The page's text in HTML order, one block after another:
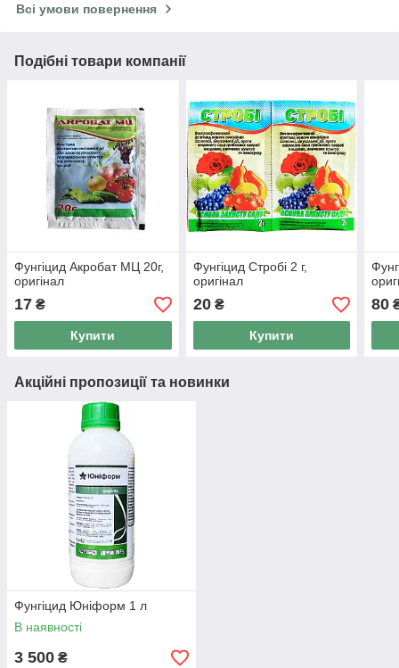
Всі умови повернення
Подібні товари компанії
Фунгіцид Акробат МЦ 20г,
оригінал
17 ₴
Купити
Фунгіцид Стробі 2 г,
оригінал
20₴
Купити
80
Акційні пропозиції та новинки
Фунгіцид Юніформ 1 л
В наявності
3 500 ₴